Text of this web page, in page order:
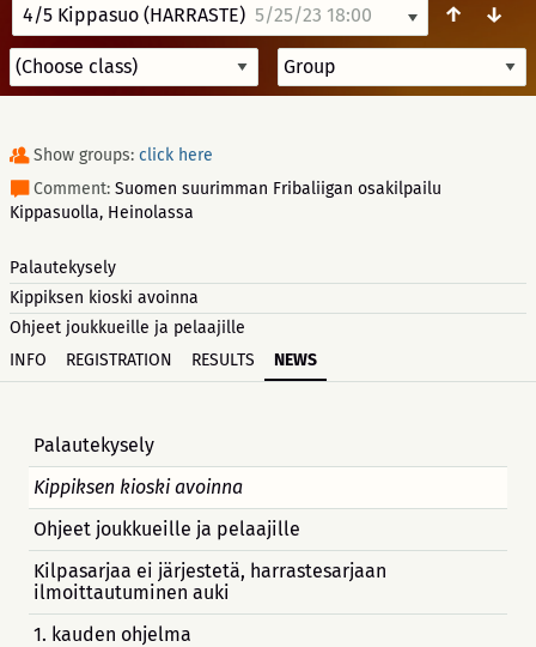
4/5 Kippasuo (HARRASTE) 5/25/23 18:00 ↑ ↓
Show groups: click here
Comment: Suomen suurimman Fribaliigan osakilpailu
Kippasuolla, Heinolassa
Palautekysely
Kippiksen kioski avoinna
Ohjeet joukkueille ja pelaajille
INFO
REGISTRATION RESULTS NEWS
Palautekysely
Kippiksen kioski avoinna
Ohjeet joukkueille ja pelaajille
Kilpasarjaa ei järjestetä, harrastesarjaan
ilmoittautuminen auki
1. kauden ohjelma